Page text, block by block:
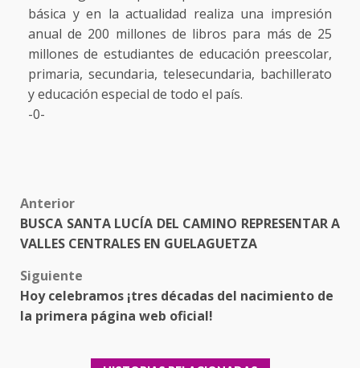
básica y en la actualidad realiza una impresión
anual de 200 millones de libros para más de 25
millones de estudiantes de educación preescolar,
primaria, secundaria, telesecundaria, bachillerato
y educación especial de todo el país.
-0-
Post
navigation
Anterior
BUSCA SANTA LUCÍA DEL CAMINO REPRESENTAR A
VALLES CENTRALES EN GUELAGUETZA
Siguiente
Hoy celebramos ¡tres décadas del nacimiento de
la primera página web oficial!